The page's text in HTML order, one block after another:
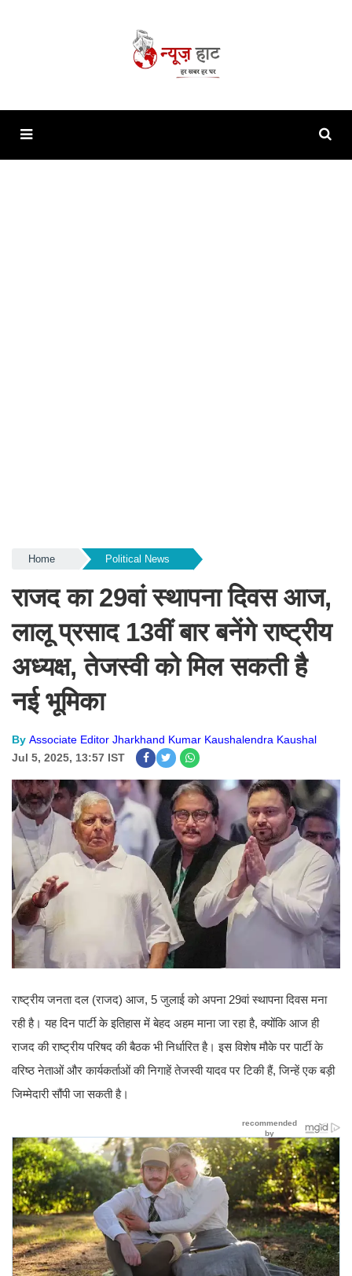
Home Political News
राजद का 29वां स्थापना दिवस आज,
लालू प्रसाद 13वीं बार बनेंगे राष्ट्रीय
अध्यक्ष, तेजस्वी को मिल सकती है
नई भूमिका
By Associate Editor Jharkhand Kumar Kaushalendra Kaushal
Jul 5, 2025, 13:57 IST
राष्ट्रीय जनता दल (राजद) आज, 5 जुलाई को अपना 29वां स्थापना दिवस मना
रही है। यह दिन पार्टी के इतिहास में बेहद अहम माना जा रहा है, क्योंकि आज ही
राजद की राष्ट्रीय परिषद की बैठक भी निर्धारित है। इस विशेष मौके पर पार्टी के
वरिष्ठ नेताओं और कार्यकर्ताओं की निगाहें तेजस्वी यादव पर टिकी हैं, जिन्हें एक बड़ी
जिम्मेदारी सौंपी जा सकती है।